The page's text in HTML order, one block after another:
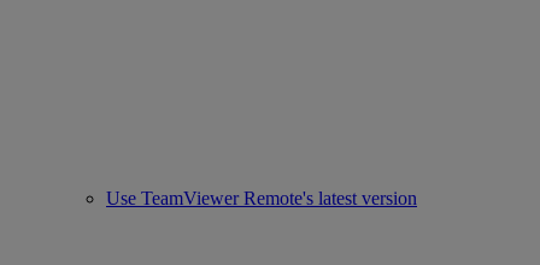
Use TeamViewer Remote's latest version